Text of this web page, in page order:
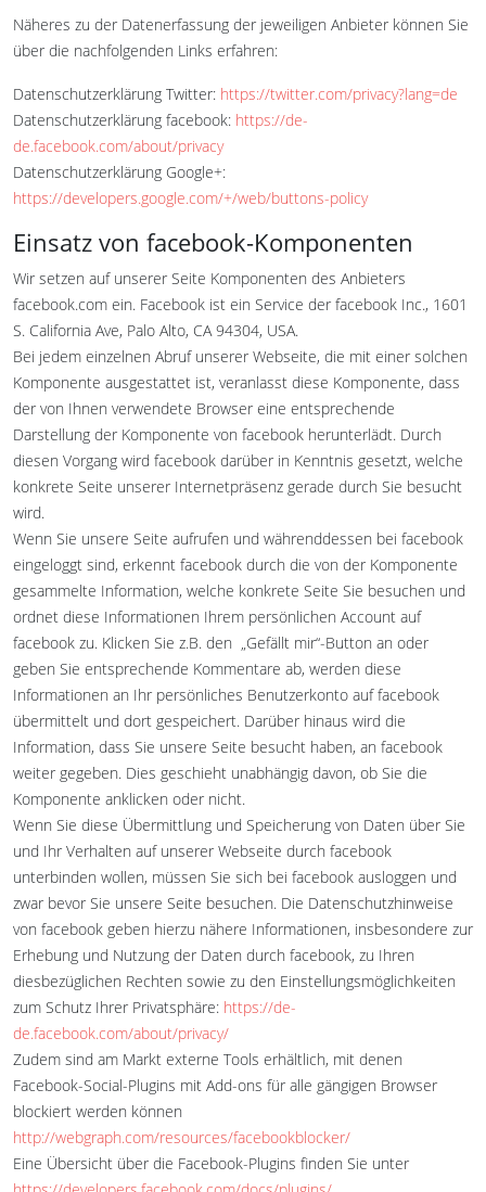
Näheres zu der Datenerfassung der jeweiligen Anbieter können Sie
über die nachfolgenden Links erfahren:
Datenschutzerklärung Twitter: https://twitter.com/privacy?lang=de
Datenschutzerklärung facebook: https://de-
de.facebook.com/about/privacy
Datenschutzerklärung Google+:
https://developers.google.com/+/web/buttons-policy
Einsatz von facebook-Komponenten
Wir setzen auf unserer Seite Komponenten des Anbieters
facebook.com ein. Facebook ist ein Service der facebook Inc., 1601
S. California Ave, Palo Alto, CA 94304, USA.
Bei jedem einzelnen Abruf unserer Webseite, die mit einer solchen
Komponente ausgestattet ist, veranlasst diese Komponente, dass
der von Ihnen verwendete Browser eine entsprechende
Darstellung der Komponente von facebook herunterlädt. Durch
diesen Vorgang wird facebook darüber in Kenntnis gesetzt, welche
konkrete Seite unserer Internetpräsenz gerade durch Sie besucht
wird.
Wenn Sie unsere Seite aufrufen und währenddessen bei facebook
eingeloggt sind, erkennt facebook durch die von der Komponente
gesammelte Information, welche konkrete Seite Sie besuchen und
ordnet diese Informationen Ihrem persönlichen Account auf
facebook zu. Klicken Sie z.B. den „Gefällt mir“-Button an oder
geben Sie entsprechende Kommentare ab, werden diese
Informationen an Ihr persönliches Benutzerkonto auf facebook
übermittelt und dort gespeichert. Darüber hinaus wird die
Information, dass Sie unsere Seite besucht haben, an facebook
weiter gegeben. Dies geschieht unabhängig davon, ob Sie die
Komponente anklicken oder nicht.
Wenn Sie diese Übermittlung und Speicherung von Daten über Sie
und Ihr Verhalten auf unserer Webseite durch facebook
unterbinden wollen, müssen Sie sich bei facebook ausloggen und
zwar bevor Sie unsere Seite besuchen. Die Datenschutzhinweise
von facebook geben hierzu nähere Informationen, insbesondere zur
Erhebung und Nutzung der Daten durch facebook, zu Ihren
diesbezüglichen Rechten sowie zu den Einstellungsmöglichkeiten
zum Schutz Ihrer Privatsphäre: https://de-
de.facebook.com/about/privacy/
Zudem sind am Markt externe Tools erhältlich, mit denen
Facebook-Social-Plugins mit Add-ons für alle gängigen Browser
blockiert werden können
http://webgraph.com/resources/facebookblocker/
Eine Übersicht über die Facebook-Plugins finden Sie unter